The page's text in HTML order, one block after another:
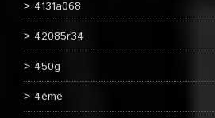
4131a068
42085r34
450g
4ème